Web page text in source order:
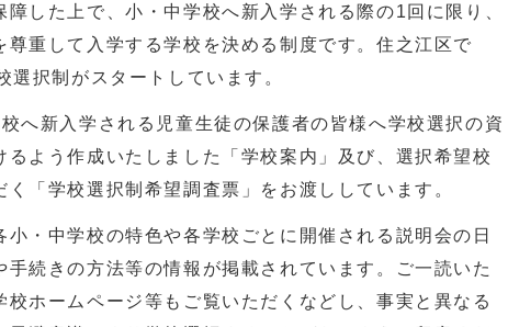
した上で、小・中学校へ新入学される際の1回に限り、
尊重して入学する学校を決める制度です。住之江区で
選択制がスタートしています。
へ新入学される児童生徒の保護者の皆様へ学校選択の資
るよう作成いたしました「学校案内」及び、選択希望校
く「学校選択制希望調査票」をお渡ししています。
・中学校の特色や各学校ごとに開催される説明会の日
手続きの方法等の情報が掲載されています。ご一読いた
校ホームページ等もご覧いただくなどし、事実と異なる